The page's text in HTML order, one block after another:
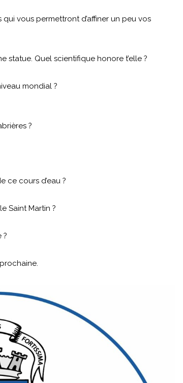
vous permettront d’affiner un peu vos
statue. Quel scientifique honore t’elle ?
mondial ?
?
ce cours d’eau ?
Saint Martin ?
?